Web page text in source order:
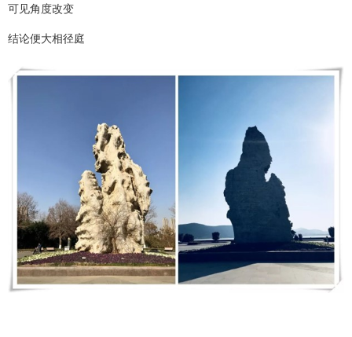
可见角度改变
结论便大相径庭